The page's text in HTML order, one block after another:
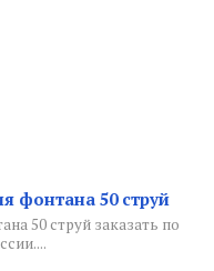
фонтана 50 струй
50 струй заказать по